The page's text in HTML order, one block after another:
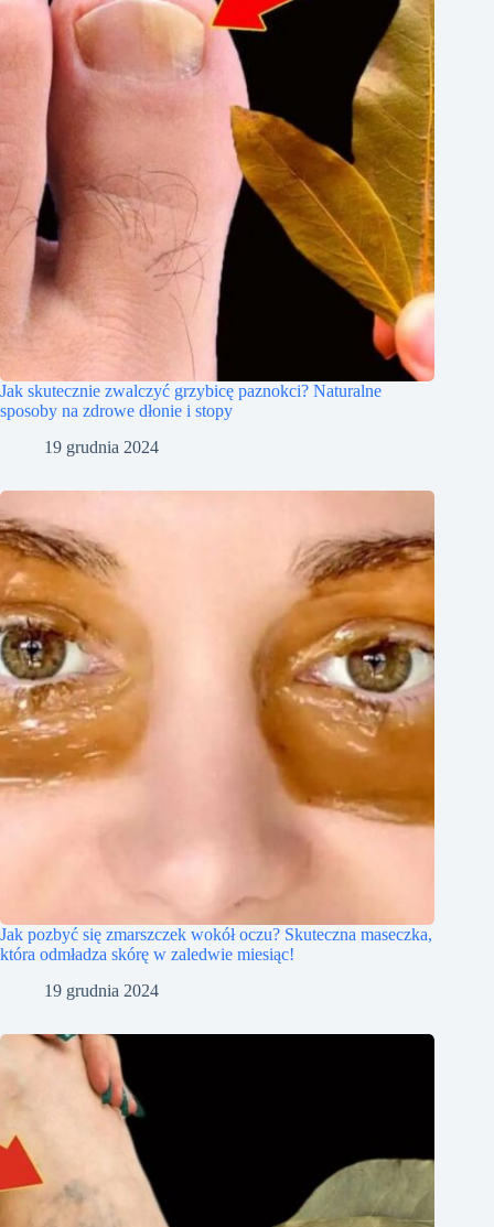
Jak skutecznie zwalczyć grzybicę paznokci? Naturalne
sposoby na zdrowe dłonie i stopy
19 grudnia 2024
Jak pozbyć się zmarszczek wokół oczu? Skuteczna maseczka,
która odmładza skórę w zaledwie miesiąc!
19 grudnia 2024